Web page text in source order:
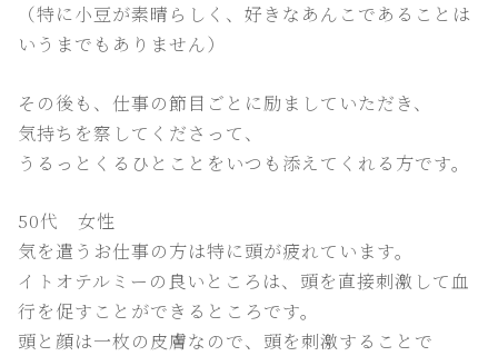
（特に小豆が素晴らしく、好きなあんこであることは
いうまでもありません）
その後も、仕事の節目ごとに励ましていただき、
気持ちを察してくださって、
うるっとくるひとことをいつも添えてくれる方です。
50代 女性
気を遣うお仕事の方は特に頭が疲れています。
イトオテルミーの良いところは、頭を直接刺激して血
行を促すことができるところです。
頭と顔は一枚の皮膚なので、頭を刺激することで